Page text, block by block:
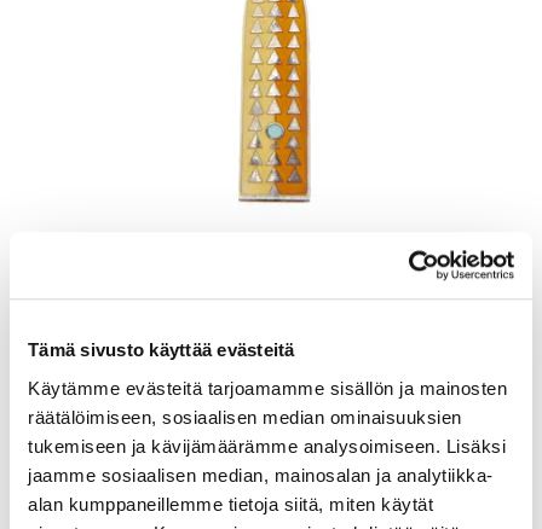
Tämä sivusto käyttää evästeitä
Käytämme evästeitä tarjoamamme sisällön ja mainosten
räätälöimiseen, sosiaalisen median ominaisuuksien
tukemiseen ja kävijämäärämme analysoimiseen. Lisäksi
jaamme sosiaalisen median, mainosalan ja analytiikka-
alan kumppaneillemme tietoja siitä, miten käytät
Kaivopihan Pantti
11.8.2026 19:02:30